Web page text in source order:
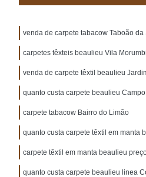
venda de carpete tabacow Taboão da
carpetes têxteis beaulieu Vila Morumbi
venda de carpete têxtil beaulieu
quanto custa carpete beaulieu
carpete tabacow Bairro do Limão
quanto custa carpete têxtil em manta
carpete têxtil em manta beaulieu
quanto custa carpete beaulieu linea